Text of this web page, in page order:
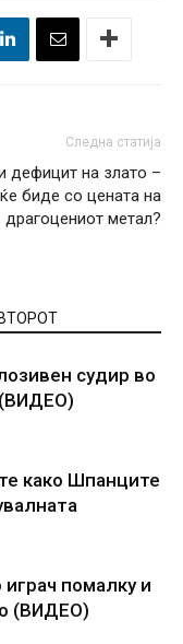
Следна статија
дефицит на злато –
биде со цената на
драгоцениот метал?
судир во
(ВИДЕО)
како Шпанците
помалку и
(ВИДЕО)